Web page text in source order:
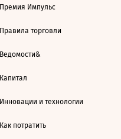
Премия Импульс
Правила торговли
Ведомости&
Капитал
Инновации и технологии
Как потратить